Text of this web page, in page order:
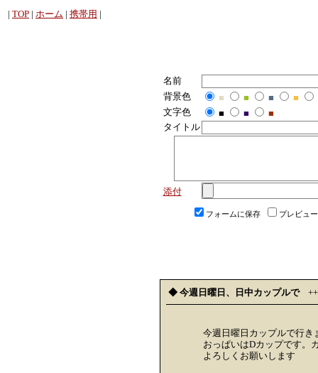
| TOP | ホーム | 携帯用 |
名前
背景色
■ ■ ■ ■
文字色
■ ■
■
タイトル
添付
フォームに保存 プレビュー
◆ 今週日曜日、日中カップルで
今週日曜日カップルで行き
おっぱいはDカップです。
よろしくお願いします